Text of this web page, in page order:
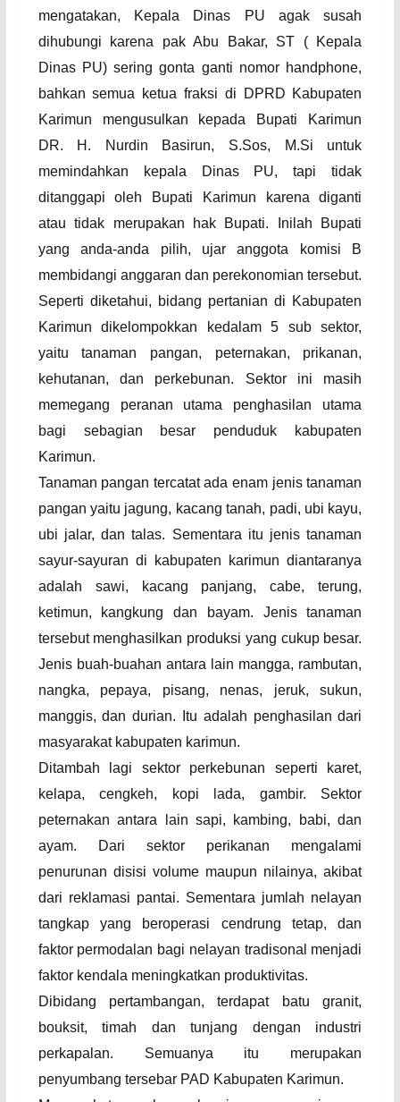
mengatakan,
Kepala Dinas PU agak susah
dihubungi karena pak Abu Bakar, ST ( Kepala
Dinas PU) sering gonta ganti nomor handphone,
bahkan semua ketua fraksi di DPRD Kabupaten
Karimun mengusulkan kepada Bupati Karimun
DR. H. Nurdin Basirun, S.Sos, M.Si untuk
memindahkan kepala Dinas PU, tapi tidak
ditanggapi oleh Bupati Karimun karena diganti
atau tidak merupakan hak Bupati. Inilah Bupati
yang anda-anda pilih, ujar anggota komisi B
membidangi anggaran dan perekonomian tersebut.
Seperti diketahui, bidang pertanian di Kabupaten
Karimun dikelompokkan kedalam 5 sub sektor,
yaitu tanaman pangan, peternakan, prikanan,
kehutanan, dan perkebunan. Sektor ini masih
memegang peranan utama penghasilan utama
bagi sebagian besar penduduk kabupaten
Karimun.
Tanaman pangan tercatat ada enam jenis tanaman
pangan yaitu jagung, kacang tanah, padi, ubi kayu,
ubi jalar, dan talas. Sementara itu jenis tanaman
sayur-sayuran di kabupaten karimun diantaranya
adalah sawi, kacang panjang, cabe, terung,
ketimun, kangkung dan bayam. Jenis tanaman
tersebut menghasilkan produksi yang cukup besar.
Jenis buah-buahan antara lain mangga, rambutan,
nangka, pepaya, pisang, nenas, jeruk, sukun,
manggis, dan durian. Itu adalah penghasilan dari
masyarakat kabupaten karimun.
Ditambah lagi sektor perkebunan seperti karet,
kelapa, cengkeh, kopi lada, gambir. Sektor
peternakan antara lain sapi, kambing, babi, dan
ayam. Dari sektor perikanan mengalami
penurunan disisi volume maupun nilainya, akibat
dari reklamasi pantai. Sementara jumlah nelayan
tangkap yang beroperasi cendrung tetap, dan
faktor permodalan bagi nelayan tradisonal menjadi
faktor kendala meningkatkan produktivitas.
Dibidang pertambangan, terdapat batu granit,
bouksit, timah dan tunjang dengan industri
perkapalan. Semuanya itu merupakan
penyumbang tersebar PAD Kabupaten Karimun.